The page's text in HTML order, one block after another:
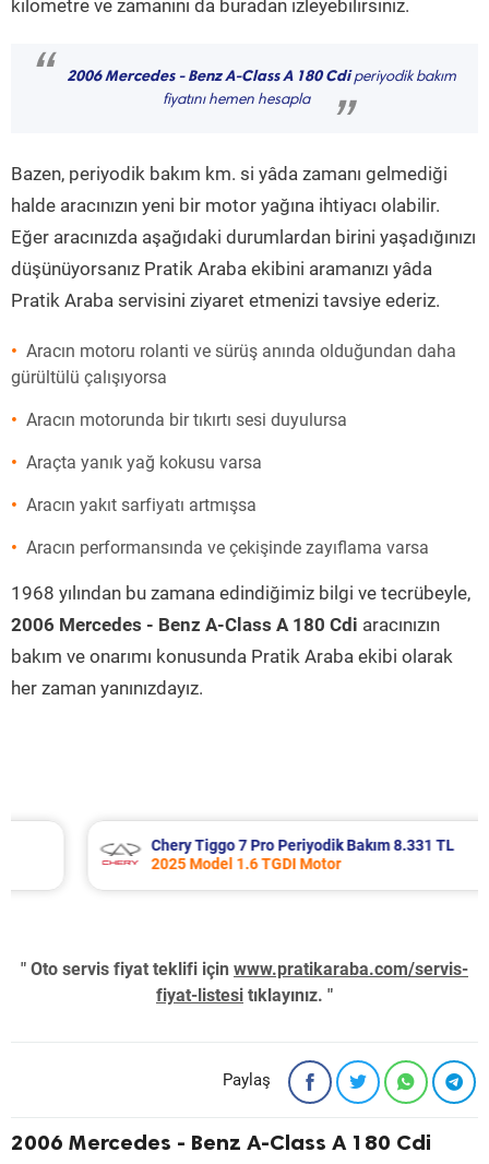
kilometre ve zamanını da buradan izleyebilirsiniz.
“ 2006 Mercedes - Benz A-Class A 180 Cdiperiyodik bakım
fiyatını hemen hesapla
”
Bazen, periyodik bakım km. si yâda zamanı gelmediği
halde aracınızın yeni bir motor yağına ihtiyacı olabilir.
Eğer aracınızda aşağıdaki durumlardan birini yaşadığınızı
düşünüyorsanız Pratik Araba ekibini aramanızı yâda
Pratik Araba servisini ziyaret etmenizi tavsiye ederiz.
Aracın motoru rolanti ve sürüş anında olduğundan daha
gürültülü çalışıyorsa
Aracın motorunda bir tıkırtı sesi duyulursa
Araçta yanık yağ kokusu varsa
Aracın yakıt sarfiyatı artmışsa
Aracın performansında ve çekişinde zayıflama varsa
1968 yılından bu zamana edindiğimiz bilgi ve tecrübeyle,
2006 Mercedes - Benz A-Class A 180 Cdi aracınızın
bakım ve onarımı konusunda Pratik Araba ekibi olarak
her zaman yanınızdayız.
Chery Tiggo 7 Pro Periyodik Bakım 8.331 TL
2025 Model 1.6 TGDI Motor
" Oto servis fiyat teklifi için www.pratikaraba.com/servis-
fiyat-listesi tıklayınız. "
Paylaş
2006 Mercedes - Benz A-Class A 180 Cdi